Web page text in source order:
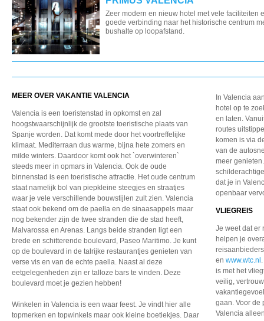
Zeer modern en nieuw hotel met vele faciliteiten
goede verbinding naar het historische centrum
bushalte op loopafstand.
MEER OVER VAKANTIE VALENCIA
Valencia is een toeristenstad in opkomst en zal
hoogstwaarschijnlijk de grootste toeristische plaats van
Spanje worden. Dat komt mede door het voortreffelijke
klimaat. Mediterraan dus warme, bijna hete zomers en
milde winters. Daardoor komt ook het `overwinteren`
steeds meer in opmars in Valencia. Ook de oude
binnenstad is een toeristische attractie. Het oude centrum
staat namelijk bol van piepkleine steegjes en straatjes
waar je vele verschillende bouwstijlen zult zien. Valencia
staat ook bekend om de paella en de sinaasappels maar
nog bekender zijn de twee stranden die de stad heeft,
Malvarossa en Arenas. Langs beide stranden ligt een
brede en schitterende boulevard, Paseo Maritimo. Je kunt
op de boulevard in de talrijke restaurantjes genieten van
verse vis en van de echte paella. Naast al deze
eetgelegenheden zijn er talloze bars te vinden. Deze
boulevard moet je gezien hebben!
Winkelen in Valencia is een waar feest. Je vindt hier alle
topmerken en topwinkels maar ook kleine boetiekjes. Daar
In Valencia
hotel op te
en laten.
routes
komen is via
van de
meer
dat je in
openbaar
VLIEGREIS
Je weet dat er
helpen je
enwww.wtc.nl
is met het
veilig,
gaan. Voor de
Valencia